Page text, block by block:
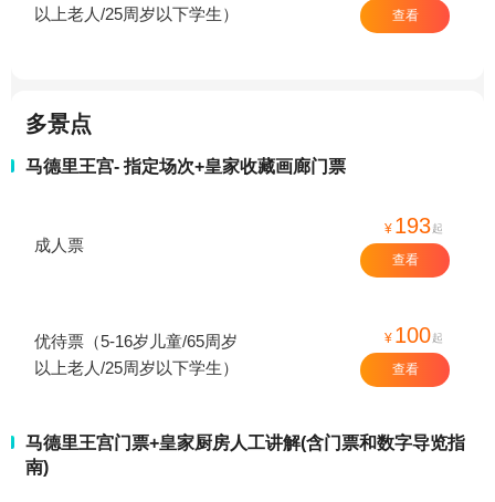
以上老人/25周岁以下学生）
查看
多景点
马德里王宫- 指定场次+皇家收藏画廊门票
成人票
¥ 193起
查看
优待票（5-16岁儿童/65周岁
以上老人/25周岁以下学生）
¥ 100起
查看
马德里王宫门票+皇家厨房人工讲解(含门票和数字导览指
南)